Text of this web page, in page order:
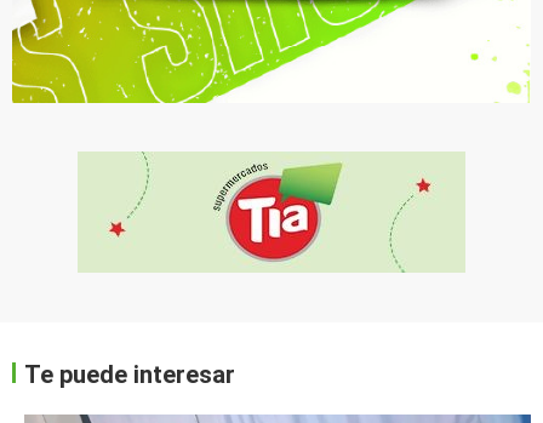
Te puede interesar